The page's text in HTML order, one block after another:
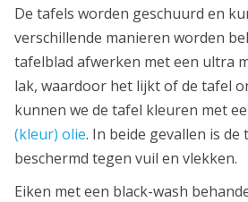
De tafels worden geschuurd en
verschillende manieren worden
tafelblad afwerken met een ultra
lak, waardoor het lijkt of de tafel
kunnen we de tafel kleuren met
(kleur) olie. In beide gevallen is
beschermd tegen vuil en vlekken.
Eiken met een black-wash